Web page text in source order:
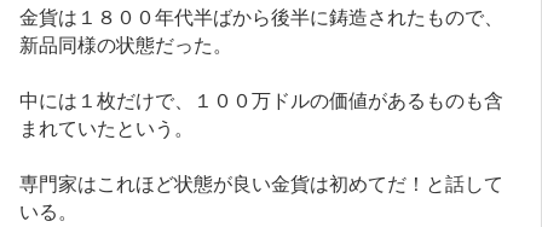
金貨は１８００年代半ばから後半に鋳造されたもので、
新品同様の状態だった。
中には１枚だけで、１００万ドルの価値があるものも含
まれていたという。
専門家はこれほど状態が良い金貨は初めてだ！と話して
いる。